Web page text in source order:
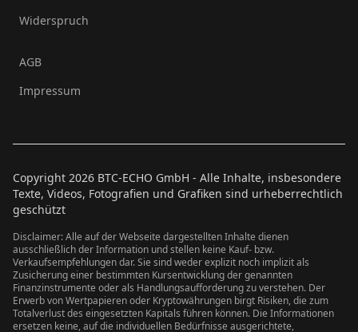
Widerspruch
AGB
Impressum
Copyright 2026 BTC-ECHO GmbH - Alle Inhalte, insbesondere
Texte, Videos, Fotografien und Grafiken sind urheberrechtlich
geschützt
Disclaimer: Alle auf der Webseite dargestellten Inhalte dienen
ausschließlich der Information und stellen keine Kauf- bzw.
Verkaufsempfehlungen dar. Sie sind weder explizit noch implizit als
Zusicherung einer bestimmten Kursentwicklung der genannten
Finanzinstrumente oder als Handlungsaufforderung zu verstehen. Der
Erwerb von Wertpapieren oder Kryptowährungen birgt Risiken, die zum
Totalverlust des eingesetzten Kapitals führen können. Die Informationen
ersetzen keine, auf die individuellen Bedürfnisse ausgerichtete,